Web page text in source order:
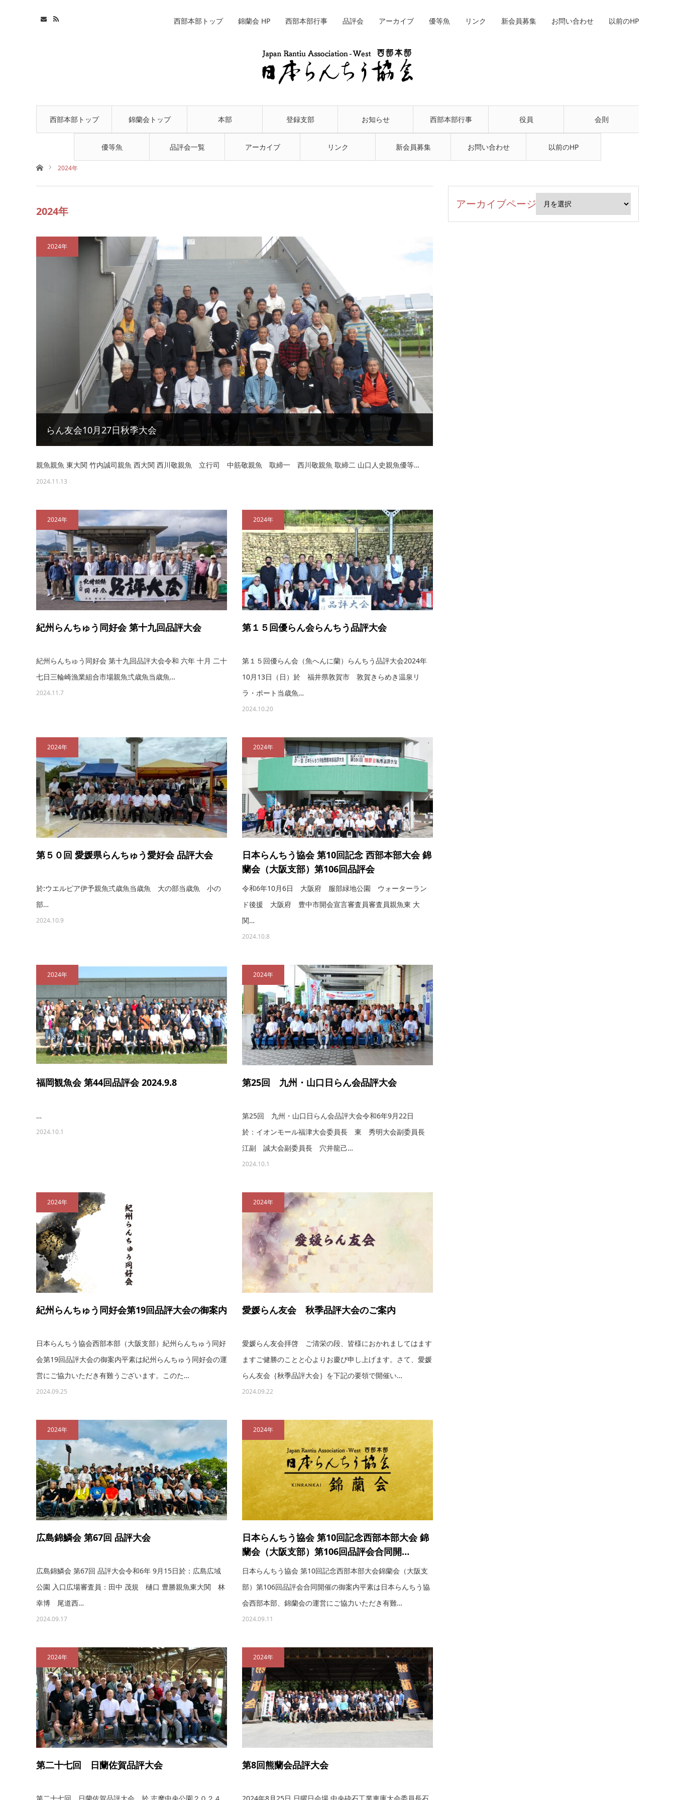
西部本部トップ 錦蘭会トップ 本部 登録支部 お知らせ 西部本部行事 役員 会則
優等魚 品評会一覧 アーカイブ リンク 新会員募集 お問い合わせ 以前のHP
西部本部トップ 錦蘭会 HP 西部本部行事 品評会 アーカイブ 優等魚 リンク 新会員募集 お問い合わせ 以前のHP
ホーム2024年
2024年
2024年
らん友会10月27日秋季大会
親魚親魚 東大関 竹内誠司親魚 西大関 西川敬親魚 立行司 中筋敬親魚 取締一 西川敬親魚 取締二 山口人史親魚優等…
2024.11.13
2024年
紀州らんちゅう同好会 第十九回品評大会
紀州らんちゅう同好会 第十九回品評大会令和 六年 十月 二十
七日三輪崎漁業組合市場親魚弍歳魚当歳魚…
2024.11.7
2024年
第１５回優らん会らんちう品評大会
第１５回優らん会（魚へんに蘭）らんちう品評大会2024年
10月13日（日）於 福井県敦賀市 敦賀きらめき温泉リ
ラ・ポート当歳魚…
2024.10.20
2024年
第５０回 愛媛県らんちゅう愛好会 品評大会
於:ウエルピア伊予親魚弍歳魚当歳魚 大の部当歳魚 小の
部…
2024.10.9
2024年
日本らんちう協会 第10回記念 西部本部大会 錦
蘭会（大阪支部）第106回品評会
令和6年10月6日 大阪府 服部緑地公園 ウォーターラン
ド後援 大阪府 豊中市開会宣言審査員審査員親魚東 大
関…
2024.10.8
2024年
福岡観魚会 第44回品評会 2024.9.8
…
2024.10.1
2024年
第25回 九州・山口日らん会品評大会
第25回 九州・山口日らん会品評大会令和6年9月22日
於：イオンモール福津大会委員長 東 秀明大会副委員長
江副 誠大会副委員長 穴井龍己…
2024.10.1
2024年
紀州らんちゅう同好会第19回品評大会の御案内
日本らんちう協会西部本部（大阪支部）紀州らんちゅう同好
会第19回品評大会の御案内平素は紀州らんちゅう同好会の運
営にご協力いただき有難うございます。このた…
2024.09.25
2024年
愛媛らん友会 秋季品評大会のご案内
愛媛らん友会拝啓 ご清栄の段、皆様におかれましてはます
ますご健勝のことと心よりお慶び申し上げます。さて、愛媛
らん友会｛秋季品評大会｝を下記の要領で開催い…
2024.09.22
2024年
広島錦鱗会 第67回 品評大会
広島錦鱗会 第67回 品評大会令和6年 9月15日於：広島広域
公園 入口広場審査員：田中 茂規 樋口 豊勝親魚東大関 林
幸博 尾道西…
2024.09.17
2024年
日本らんちう協会 第10回記念西部本部大会 錦
蘭会（大阪支部）第106回品評会合同開…
日本らんちう協会 第10回記念西部本部大会錦蘭会（大阪支
部）第106回品評会合同開催の御案内平素は日本らんちう協
会西部本部、錦蘭会の運営にご協力いただき有難…
2024.09.11
2024年
第二十七回 日蘭佐賀品評大会
2024年
第8回熊蘭会品評大会
アーカイブページ